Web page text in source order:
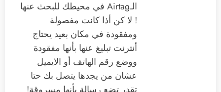
الـAirtag في محيطك للبحث عنها
! لا كن أذا كانت مفصولة
ومفقودة في مكان بعيد يحتاج
أنترنت تبليغ عنها بأنها مفقودة
ووضع رقم الهاتف أو الايميل
عشان من يجدها يتصل بك حتا